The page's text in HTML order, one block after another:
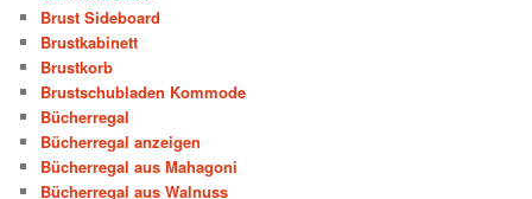
Brust Sideboard
Brustkabinett
Brustkorb
Brustschubladen Kommode
Bücherregal
Bücherregal anzeigen
Bücherregal aus Mahagoni
Bücherregal aus Walnuss